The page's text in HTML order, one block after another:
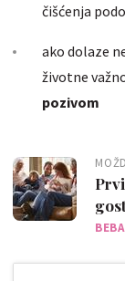
čišćenja
ako dolaze
životne
pozivom
BEBA